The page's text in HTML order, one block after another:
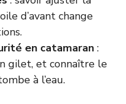
d’avant change
en catamaran :
gilet, et connaître le
à l’eau.